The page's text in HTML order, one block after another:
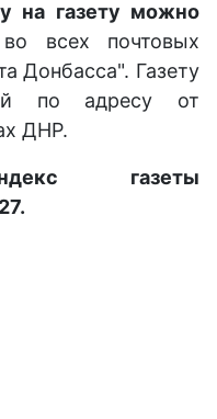
на газету можно
всех почтовых
Донбасса". Газету
по адресу от
ДНР.
газеты